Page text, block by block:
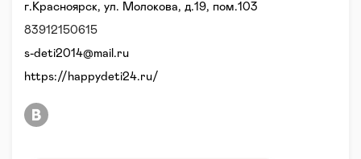
г.Красноярск, ул. Молокова, д.19, пом.103
83912150615
s-deti2014@mail.ru
https://happydeti24.ru/